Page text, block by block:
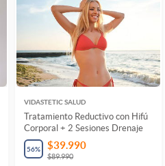
VIDASTETIC SALUD
Tratamiento Reductivo con Hifú
Corporal + 2 Sesiones Drenaje
56% $39.990
$89.990